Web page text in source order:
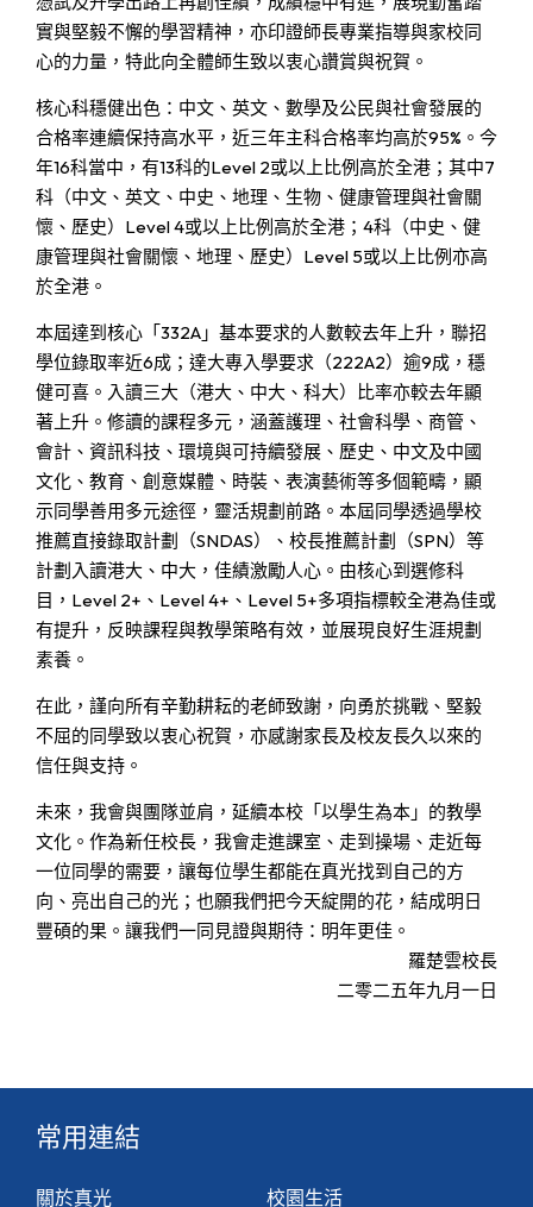
實與堅毅不懈的學習精神，亦印證師長專業指導與家校同
心的力量，特此向全體師生致以衷心讚賞與祝賀。
核心科穩健出色：中文、英文、數學及公民與社會發展的
合格率連續保持高水平，近三年主科合格率均高於95%。今
年16科當中，有13科的Level 2或以上比例高於全港；其中7
科（中文、英文、中史、地理、生物、健康管理與社會關
懷、歷史）Level 4或以上比例高於全港；4科（中史、健
康管理與社會關懷、地理、歷史）Level 5或以上比例亦高
於全港。
本屆達到核心「332A」基本要求的人數較去年上升，聯招
學位錄取率近6成；達大專入學要求（222A2）逾9成，穩
健可喜。入讀三大（港大、中大、科大）比率亦較去年顯
著上升。修讀的課程多元，涵蓋護理、社會科學、商管、
會計、資訊科技、環境與可持續發展、歷史、中文及中國
文化、教育、創意媒體、時裝、表演藝術等多個範疇，顯
示同學善用多元途徑，靈活規劃前路。本屆同學透過學校
推薦直接錄取計劃（SNDAS）、校長推薦計劃（SPN）等
計劃入讀港大、中大，佳績激勵人心。由核心到選修科
目，Level 2+、Level 4+、Level 5+多項指標較全港為佳或
有提升，反映課程與教學策略有效，並展現良好生涯規劃
素養。
在此，謹向所有辛勤耕耘的老師致謝，向勇於挑戰、堅毅
不屈的同學致以衷心祝賀，亦感謝家長及校友長久以來的
信任與支持。
未來，我會與團隊並肩，延續本校「以學生為本」的教學
文化。作為新任校長，我會走進課室、走到操場、走近每
一位同學的需要，讓每位學生都能在真光找到自己的方
向、亮出自己的光；也願我們把今天綻開的花，結成明日
豐碩的果。讓我們一同見證與期待：明年更佳。
羅楚雲校長
二零二五年九月一日
常用連結
關於真光 校園生活